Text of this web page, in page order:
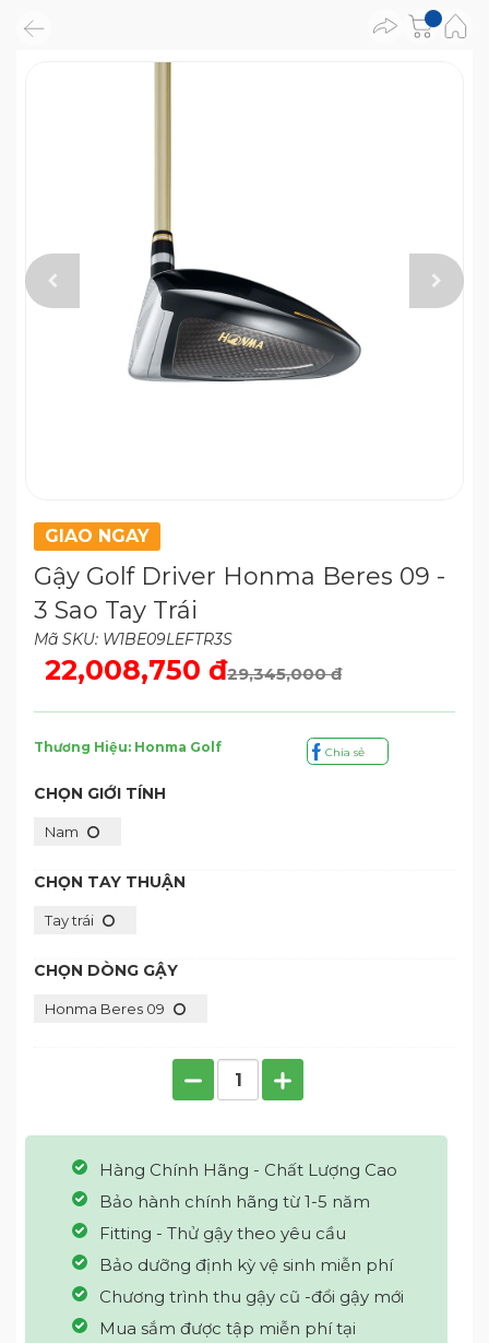
GIAO NGAY
Gậy Golf Driver Honma Beres 09 -
3 Sao Tay Trái
Mã SKU: W1BE09LEFTR3S
22,008,750 đ29,345,000 đ
Thương Hiệu: Honma Golf Chia sẻ
CHỌN GIỚI TÍNH
Nam
CHỌN TAY THUẬN
Tay trái
CHỌN DÒNG GẬY
Honma Beres 09
Hàng Chính Hãng - Chất Lượng Cao
Bảo hành chính hãng từ 1-5 năm
Fitting - Thử gậy theo yêu cầu
Bảo dưỡng định kỳ vệ sinh miễn phí
Chương trình thu gậy cũ -đổi gậy mới
Mua sắm được tập miễn phí tại